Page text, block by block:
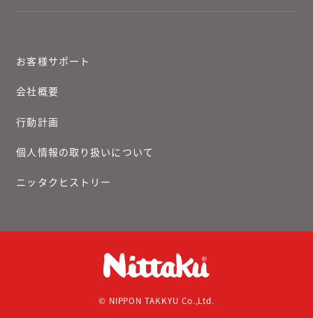
お客様サポート
会社概要
行動計画
個人情報の取り扱いについて
ニッタクヒストリー
© NIPPON TAKKYU Co.,Ltd.